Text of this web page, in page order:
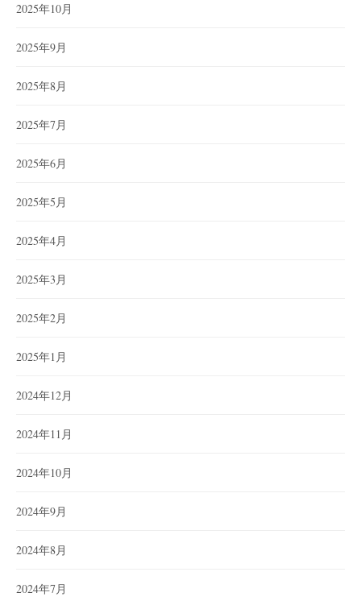
2025年10月
2025年9月
2025年8月
2025年7月
2025年6月
2025年5月
2025年4月
2025年3月
2025年2月
2025年1月
2024年12月
2024年11月
2024年10月
2024年9月
2024年8月
2024年7月